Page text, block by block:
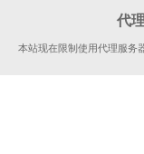
代
本站现在限制使用代理服务